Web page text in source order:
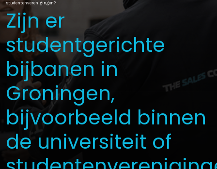
studentenverenigingen?
Zijn er
studentgerichte
bijbanen in
Groningen,
bijvoorbeeld binnen
de universiteit of